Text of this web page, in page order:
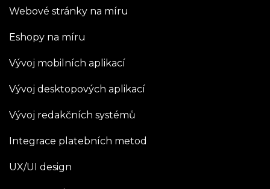
Webové stránky na míru
Eshopy na míru
Vývoj mobilních aplikací
Vývoj desktopových aplikací
Vývoj redakčních systémů
Integrace platebních metod
UX/UI design